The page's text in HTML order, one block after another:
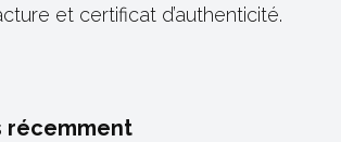
et certificat d’authenticité.
récemment